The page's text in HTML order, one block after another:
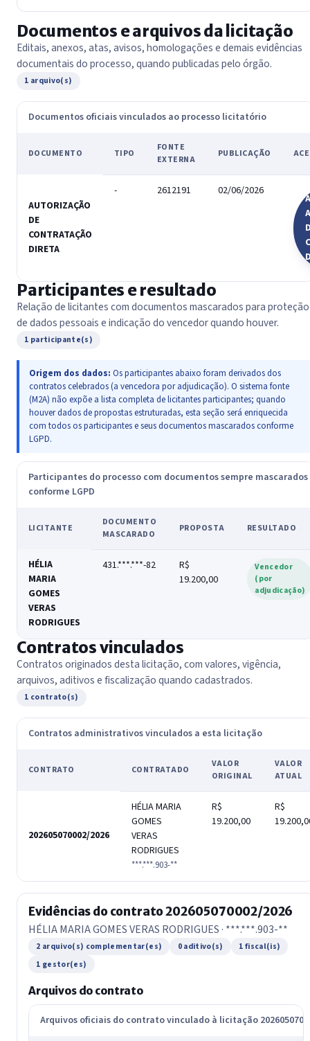
Documentos e arquivos da licitação
Editais, anexos, atas, avisos, homologações e demais evidências
documentais do processo, quando publicadas pelo órgão.
1 arquivo(s)
Documentos oficiais vinculados ao processo licitatório
DOCUMENTO TIPO
FONTE
EXTERNA
PUBLICAÇÃO
AUTORIZAÇÃO
DE
CONTRATAÇÃO
DIRETA
- 2612191 02/06/2026
Participantes e resultado
Relação de licitantes com documentos mascarados para proteção
de dados pessoais e indicação do vencedor quando houver.
1 participante(s)
Origem dos dados: Os participantes abaixo foram derivados dos
contratos celebrados (a vencedora por adjudicação). O sistema fonte
(M2A) não expõe a lista completa de licitantes participantes; quando
houver dados de propostas estruturadas, esta seção será enriquecida
com todos os participantes e seus documentos mascarados conforme
LGPD.
Participantes do processo com documentos sempre mascarados
conforme LGPD
LICITANTE
DOCUMENTO
MASCARADO
PROPOSTA RESULTADO
HÉLIA
MARIA
GOMES
VERAS
RODRIGUES
431.***.***-82
R$
19.200,00
Vencedor
(por
adjudicação)
Contratos vinculados
Contratos originados desta licitação, com valores, vigência,
arquivos, aditivos e fiscalização quando cadastrados.
1 contrato(s)
Contratos administrativos vinculados a esta licitação
CONTRATO CONTRATADO
VALOR
ORIGINAL
VALOR
ATUAL
202605070002/2026
HÉLIA MARIA
GOMES
VERAS
RODRIGUES
***.***.903-**
R$
19.200,00
R$
Evidências do contrato 202605070002/2026
HÉLIA MARIA GOMES VERAS RODRIGUES · ***.***.903-**
2 arquivo(s) complementar(es) 0 aditivo(s)
1 fiscal(is)
1 gestor(es)
Arquivos do contrato
Arquivos oficiais do contrato vinculado à licitação